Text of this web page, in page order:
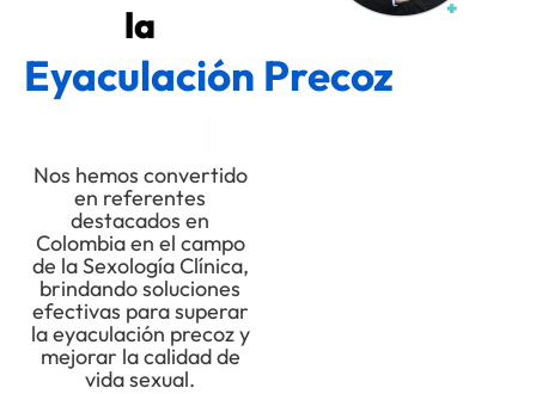
la
Eyaculación Precoz
Nos hemos convertido
en referentes
destacados en
Colombia en el campo
de la Sexología Clínica,
brindando soluciones
efectivas para superar
la eyaculación precoz y
mejorar la calidad de
vida sexual.